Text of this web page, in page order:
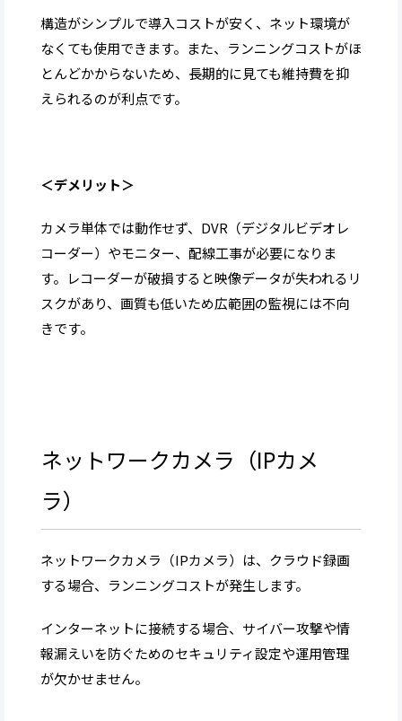
構造がシンプルで導入コストが安く、ネット環境が
なくても使用できます。また、ランニングコストがほ
とんどかからないため、長期的に見ても維持費を抑
えられるのが利点です。
＜デメリット＞
カメラ単体では動作せず、DVR（デジタルビデオレ
コーダー）やモニター、配線工事が必要になりま
す。レコーダーが破損すると映像データが失われるリ
スクがあり、画質も低いため広範囲の監視には不向
きです。
ネットワークカメラ（IPカメ
ラ）
ネットワークカメラ（IPカメラ）は、クラウド録画
する場合、ランニングコストが発生します。
インターネットに接続する場合、サイバー攻撃や情
報漏えいを防ぐためのセキュリティ設定や運用管理
が欠かせません。